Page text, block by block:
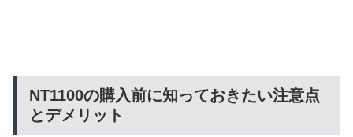
NT1100の購入前に知っておきたい注意点
とデメリット